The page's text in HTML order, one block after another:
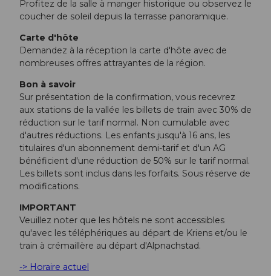
Profitez de la salle à manger historique ou observez le
coucher de soleil depuis la terrasse panoramique.
Carte d'hôte
Demandez à la réception la carte d'hôte avec de
nombreuses offres attrayantes de la région.
Bon à savoir
Sur présentation de la confirmation, vous recevrez
aux stations de la vallée les billets de train avec 30% de
réduction sur le tarif normal. Non cumulable avec
d'autres réductions. Les enfants jusqu'à 16 ans, les
titulaires d'un abonnement demi-tarif et d'un AG
bénéficient d'une réduction de 50% sur le tarif normal.
Les billets sont inclus dans les forfaits. Sous réserve de
modifications.
IMPORTANT
Veuillez noter que les hôtels ne sont accessibles
qu'avec les téléphériques au départ de Kriens et/ou le
train à crémaillère au départ d'Alpnachstad.
-> Horaire actuel